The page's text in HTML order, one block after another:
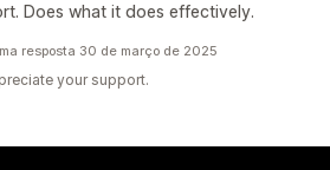
Does what it does effectively.
resposta 30 de março de 2025
your support.